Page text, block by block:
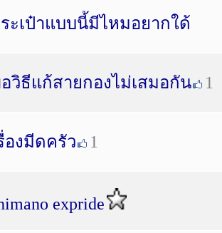
ะเป๋าแบบนี้มีไหมอยากใด้
วิธีแก้สายกองไม่เสมอกัน 1
องมีดครัว 1
expride